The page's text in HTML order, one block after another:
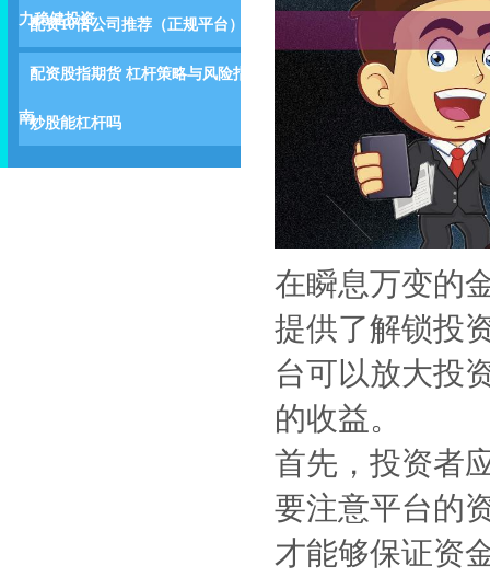
力稳健投资
配资10倍公司推荐（正规平台）
配资股指期货 杠杆策略与风险指
南炒股能杠杆吗
在瞬息万变的
提供了解锁投
台可以放大投
的收益。
首先，投资者
要注意平台的
才能够保证资